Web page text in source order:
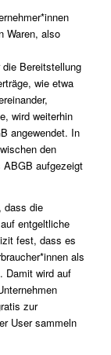
Waren, also
Bereitstellung
wie etwa
wird weiterhin
angewendet. In
den
ABGB aufgezeigt
dass die
entgeltliche
fest, dass es
als
Damit wird auf
zur
User sammeln